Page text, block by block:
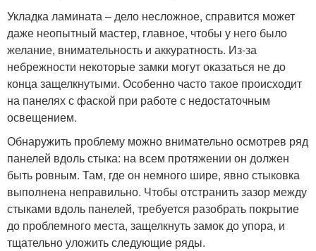
Укладка ламината – дело несложное, справится может
даже неопытный мастер, главное, чтобы у него было
желание, внимательность и аккуратность. Из-за
небрежности некоторые замки могут оказаться не до
конца защелкнутыми. Особенно часто такое происходит
на панелях с фаской при работе с недостаточным
освещением.
Обнаружить проблему можно внимательно осмотрев ряд
панелей вдоль стыка: на всем протяжении он должен
быть ровным. Там, где он немного шире, явно стыковка
выполнена неправильно. Чтобы отстранить зазор между
стыками вдоль панелей, требуется разобрать покрытие
до проблемного места, защелкнуть замок до упора, и
тщательно уложить следующие ряды.